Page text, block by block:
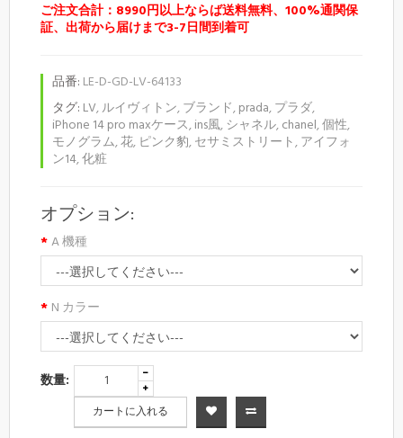
ご注文合計：8990円以上ならば送料無料、100%通関保
証、出荷から届けまで3-7日間到着可
品番: LE-D-GD-LV-64133
タグ: LV,ルイヴィトン,ブランド,prada,プラダ,
iPhone 14 pro maxケース,ins風, シャネル,chanel,個性,
モノグラム,花, ピンク豹,セサミストリート,アイフォ
ン14,化粧
オプション:
A 機種
N カラー
数量:
カートに入れる